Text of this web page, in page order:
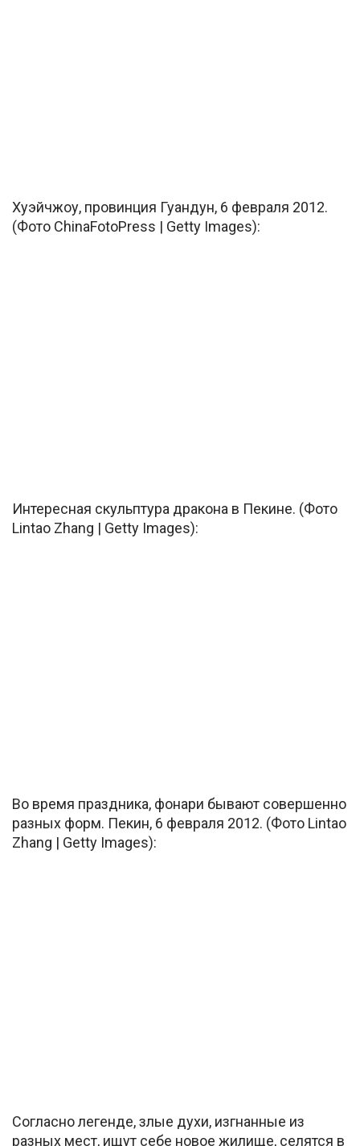
Хуэйчжоу, провинция Гуандун, 6 февраля 2012.
(Фото ChinaFotoPress | Getty Images):
Интересная скульптура дракона в Пекине. (Фото
Lintao Zhang | Getty Images):
Во время праздника, фонари бывают совершенно
разных форм. Пекин, 6 февраля 2012. (Фото Lintao
Zhang | Getty Images):
Согласно легенде, злые духи, изгнанные из
разных мест, ищут себе новое жилище, селятся в